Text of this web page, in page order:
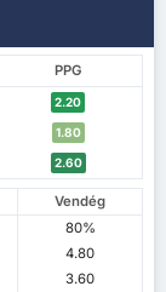
PPG
2.20
1.80
2.60
Vendég
80%
4.80
3.60